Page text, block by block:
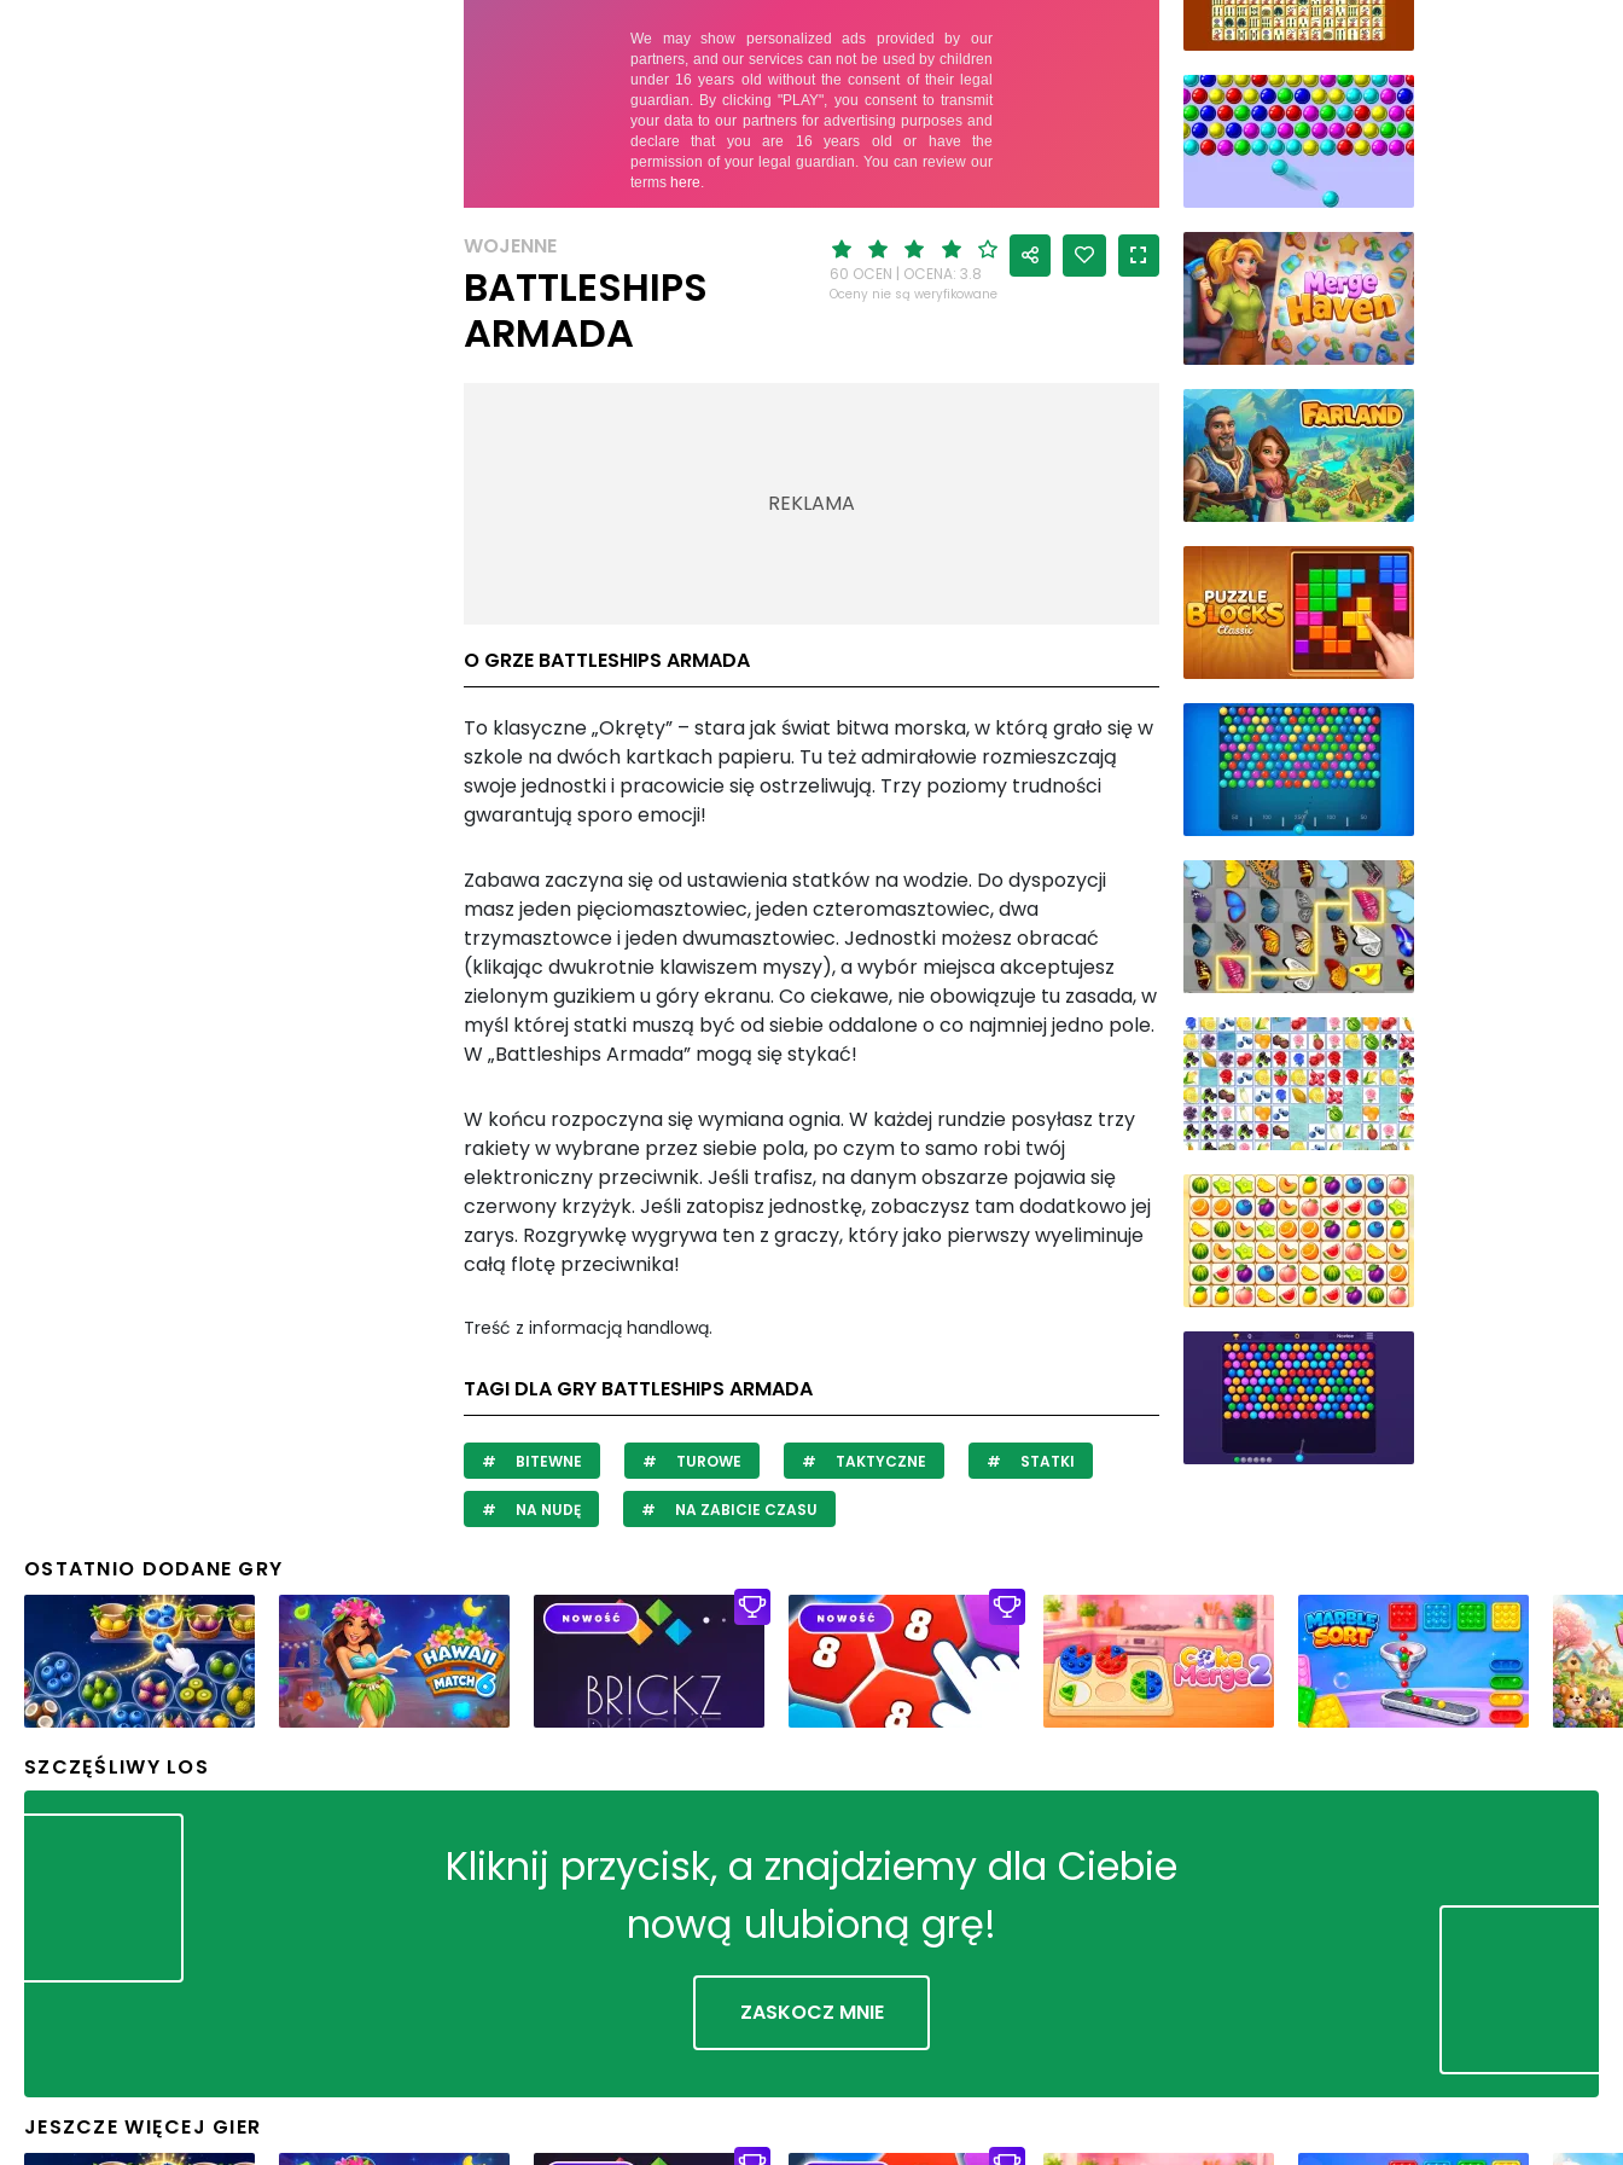
WOJENNE
BATTLESHIPS
ARMADA
60 OCEN | OCENA: 3.8
Oceny nie są weryfikowane
O GRZE BATTLESHIPS ARMADA
To klasyczne „Okręty” – stara jak świat bitwa morska, w którą grało się w
szkole na dwóch kartkach papieru. Tu też admirałowie rozmieszczają
swoje jednostki i pracowicie się ostrzeliwują. Trzy poziomy trudności
gwarantują sporo emocji!
Zabawa zaczyna się od ustawienia statków na wodzie. Do dyspozycji
masz jeden pięciomasztowiec, jeden czteromasztowiec, dwa
trzymasztowce i jeden dwumasztowiec. Jednostki możesz obracać
(klikając dwukrotnie klawiszem myszy), a wybór miejsca akceptujesz
zielonym guzikiem u góry ekranu. Co ciekawe, nie obowiązuje tu zasada, w
myśl której statki muszą być od siebie oddalone o co najmniej jedno pole.
W „Battleships Armada” mogą się stykać!
W końcu rozpoczyna się wymiana ognia. W każdej rundzie posyłasz trzy
rakiety w wybrane przez siebie pola, po czym to samo robi twój
elektroniczny przeciwnik. Jeśli trafisz, na danym obszarze pojawia się
czerwony krzyżyk. Jeśli zatopisz jednostkę, zobaczysz tam dodatkowo jej
zarys. Rozgrywkę wygrywa ten z graczy, który jako pierwszy wyeliminuje
całą flotę przeciwnika!
Treść z informacją handlową.
TAGI DLA GRY BATTLESHIPS ARMADA
BITEWNE TUROWE TAKTYCZNE STATKI
NA NUDĘ NA ZABICIE CZASU
OSTATNIO DODANE GRY
SZCZĘŚLIWY LOS
Kliknij przycisk, a znajdziemy dla Ciebie
nową ulubioną grę!
ZASKOCZ MNIE
JESZCZE WIĘCEJ GIER